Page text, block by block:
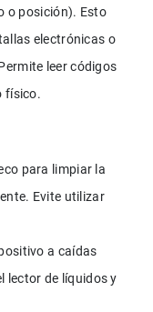
o posición). Esto
electrónicas o
leer códigos
físico.
para limpiar la
Evite utilizar
a caídas
lector de líquidos y